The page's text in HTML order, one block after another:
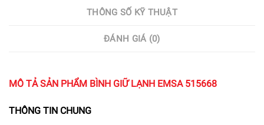
THÔNG SỐ KỸ THUẬT
ĐÁNH GIÁ (0)
MÔ TẢ SẢN PHẨM BÌNH GIỮ LẠNH EMSA 515668
THÔNG TIN CHUNG